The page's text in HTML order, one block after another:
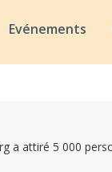
Evénements
a attiré 5 000